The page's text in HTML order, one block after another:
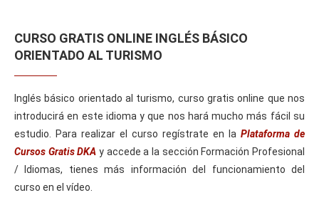
CURSO GRATIS ONLINE INGLÉS BÁSICO
ORIENTADO AL TURISMO
Inglés básico orientado al turismo, curso gratis online que nos
introducirá en este idioma y que nos hará mucho más fácil su
estudio. Para realizar el curso regístrate en la Plataforma de
Cursos Gratis DKA y accede a la sección Formación Profesional
/ Idiomas, tienes más información del funcionamiento del
curso en el vídeo.